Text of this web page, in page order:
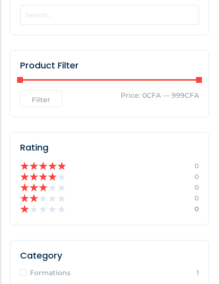
POPULAR THIS WEEK
No Posts Found!
No Posts Found!
Product Filter
Filter Price: 0CFA — 999CFA
Rating
★★★★★ 0
★★★★★ 0
★★★★ ★ 0
★★★ ★ ★ 0
★★ ★ ★ ★ 0
Category
Formations 1